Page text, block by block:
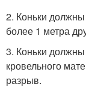
2. Коньки
более 1 метра
3. Коньки
кровельного
разрыв.